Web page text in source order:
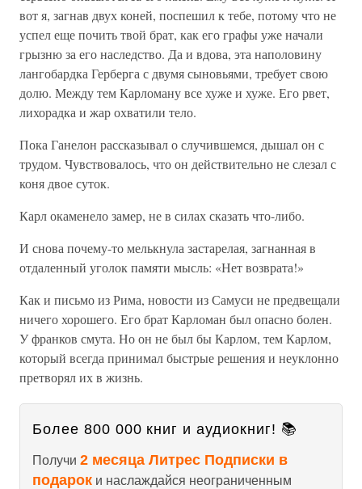
вот я, загнав двух коней, поспешил к тебе, потому что не
успел еще почить твой брат, как его графы уже начали
грызню за его наследство. Да и вдова, эта наполовину
лангобардка Герберга с двумя сыновьями, требует свою
долю. Между тем Карломану все хуже и хуже. Его рвет,
лихорадка и жар охватили тело.
Пока Ганелон рассказывал о случившемся, дышал он с
трудом. Чувствовалось, что он действительно не слезал с
коня двое суток.
Карл окаменело замер, не в силах сказать что-либо.
И снова почему-то мелькнула застарелая, загнанная в
отдаленный уголок памяти мысль: «Нет возврата!»
Как и письмо из Рима, новости из Самуси не предвещали
ничего хорошего. Его брат Карломан был опасно болен.
У франков смута. Но он не был бы Карлом, тем Карлом,
который всегда принимал быстрые решения и неуклонно
претворял их в жизнь.
Более 800 000 книг и аудиокниг! 📚
Получи 2 месяца Литрес Подписки в
подарок и наслаждайся неограниченным